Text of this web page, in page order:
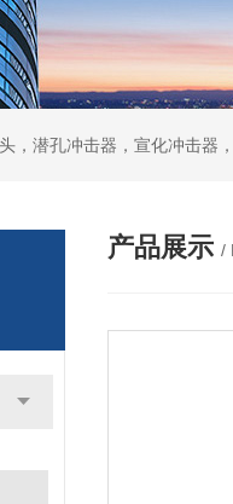
产品展示 /